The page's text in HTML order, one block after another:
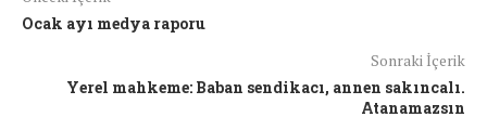
Ocak ayı medya raporu
Sonraki İçerik
Yerel mahkeme: Baban sendikacı, annen sakıncalı.
Atanamazsın